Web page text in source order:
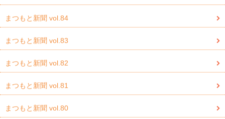
まつもと新聞 vol.84
まつもと新聞 vol.83
まつもと新聞 vol.82
まつもと新聞 vol.81
まつもと新聞 vol.80